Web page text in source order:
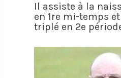
Il assiste à la
en 1re mi-temps
triplé en 2e